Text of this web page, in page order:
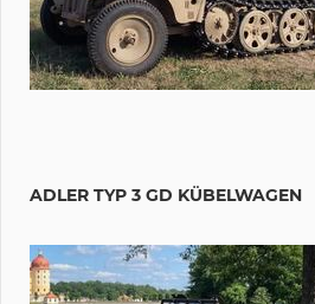
ADLER TYP 3 GD KÜBELWAGEN